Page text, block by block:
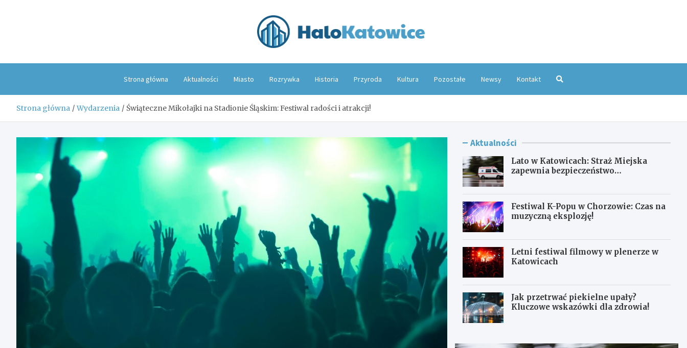
Strona główna Aktualności Miasto Rozrywka Historia Przyroda Kultura Pozostałe Newsy Kontakt
Strona główna Wydarzenia Świąteczne Mikołajki na Stadionie Śląskim: Festiwal radości i atrakcji!
Aktualności
Lato w Katowicach: Straż Miejska
zapewnia bezpieczeństwo
Festiwal K-Popu w Chorzowie: Czas na
muzyczną eksplozję!
Letni festiwal filmowy w plenerze w
Katowicach
Jak przetrwać piekielne upały?
Kluczowe wskazówki dla zdrowia!